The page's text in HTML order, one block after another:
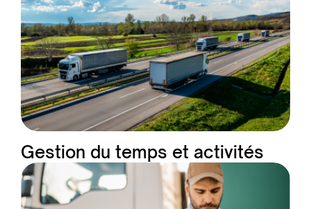
Gestion du temps et activités